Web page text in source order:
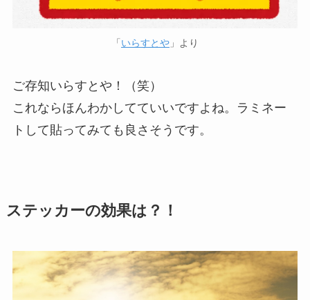
「 いらすとや 」より
ご存知いらすとや！（笑）
これならほんわかしてていいですよね。ラミネー
トして貼ってみても良さそうです。
ステッカーの効果は？！